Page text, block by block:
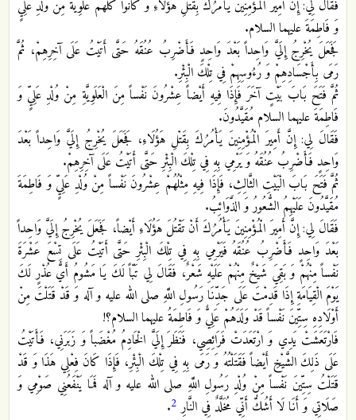
فَقَالَ لِي: إِنَّ أَمِيرَ الْمُؤْمِنِينَ يَأْمُرُكَ بِقَتْلِ هَؤُلَاءِ وَ كَانُوا كُلُّهُمْ عَلَوِيَّةً مِنْ وُلْدِ عَلِيٍّ
وَ فَاطِمَةَ عليهما السلام.
فَجَعَلَ يُخْرِجُ إِلَيَّ وَاحِداً بَعْدَ وَاحِدٍ فَأَضْرِبُ عُنُقَهُ حَتَّى أَتَيْتُ عَلَى آخِرِهِمْ، ثُمَّ
رَمَى بِأَجْسَادِهِمْ وَ رُءُوسِهِمْ فِي تِلْكَ الْبِئْرِ.
ثُمَّ فَتَحَ بَابَ بَيْتٍ آخَرَ فَإِذَا فِيهِ أَيْضاً عِشْرُونَ نَفْساً مِنَ الْعَلَوِيَّةِ مِنْ وُلْدِ عَلِيٍّ وَ
فَاطِمَةَ عليهما السلام مُقَيَّدُونَ.
فَقَالَ لِي: إِنَّ أَمِيرَ الْمُؤْمِنِينَ يَأْمُرُكَ بِقَتْلِ هَؤُلَاءِ، فَجَعَلَ يُخْرِجُ إِلَيَّ وَاحِداً بَعْدَ
وَاحِدٍ فَأَضْرِبُ عُنُقَهُ وَ يَرْمِي بِهِ فِي تِلْكَ الْبِئْرِ حَتَّى أَتَيْتُ عَلَى آخِرِهِمْ‏.
ثُمَّ فَتَحَ بَابَ الْبَيْتِ الثَّالِثِ، فَإِذَا فِيهِ مِثْلُهُمْ عِشْرُونَ نَفْساً مِنْ وُلْدِ عَلِيٍّ وَ فَاطِمَةَ
مُقَيَّدُونَ عَلَيْهِمُ الشُّعُورُ وَ الذَّوَائِبُ.
فَقَالَ لِي: إِنَّ أَمِيرَ الْمُؤْمِنِينَ يَأْمُرُكَ أَنْ تَقْتُلَ هَؤُلَاءِ أَيْضاً، فَجَعَلَ يُخْرِجُ إِلَيَّ وَاحِداً
بَعْدَ وَاحِدٍ فَأَضْرِبُ عُنُقَهُ فَيَرْمِي بِهِ فِي تِلْكَ الْبِئْرِ حَتَّى أَتَيْتُ عَلَى تِسْعَ عَشْرَةَ
نَفْساً مِنْهُمْ وَ بَقِيَ شَيْخٌ مِنْهُمْ عَلَيْهِ شَعْرٌ، فَقَالَ لِي تَبّاً لَكَ يَا مَشُومُ أَيُّ عُذْرٍ لَكَ
يَوْمَ الْقِيَامَةِ إِذَا قَدِمْتَ عَلَى جَدِّنَا رَسُولِ اللَّهِ صلى الله عليه و آله وَ قَدْ قَتَلْتَ مِنْ
أَوْلَادِهِ سِتِّينَ نَفْساً قَدْ وَلَدَهُمْ عَلِيٌّ وَ فَاطِمَةُ عليهما السلام؟!
فَارْتَعَشَتْ يَدِي وَ ارْتَعَدَتْ فَرَائِصِي، فَنَظَرَ إِلَيَّ الْخَادِمُ مُغْضَباً وَ زَبَرَنِي، فَأَتَيْتُ
عَلَى ذَلِكَ الشَّيْخِ أَيْضاً فَقَتَلْتُهُ وَ رَمَى بِهِ فِي تِلْكَ الْبِئْرِ، فَإِذَا كَانَ فِعْلِي هَذَا وَ قَدْ
قَتَلْتُ سِتِّينَ نَفْساً مِنْ وُلْدِ رَسُولِ اللَّهِ صلى الله عليه و آله فَمَا يَنْفَعُنِي صَوْمِي وَ
صَلَاتِي وَ أَنَا لَا أَشُكُّ أَنِّي مُخَلَّدٌ فِي النَّارِ 2
.